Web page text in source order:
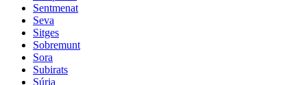
Sentmenat
Seva
Sitges
Sobremunt
Sora
Subirats
Súria